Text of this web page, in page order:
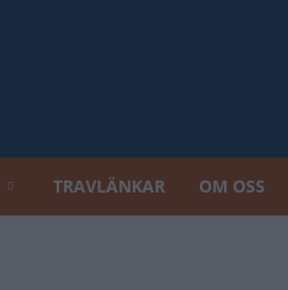
TRAVLÄNKAR OM OSS